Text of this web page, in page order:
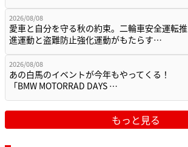
2026/08/08
愛車と自分を守る秋の約束。二輪車安全運転推
進運動と盗難防止強化運動がもたらす…
2026/08/08
あの白馬のイベントが今年もやってくる！
「BMW MOTORRAD DAYS …
もっと見る